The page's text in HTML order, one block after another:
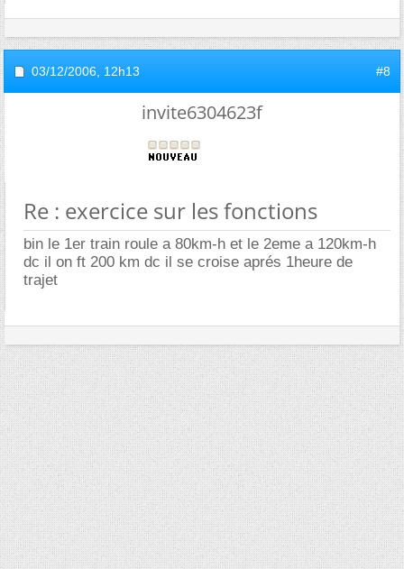
03/12/2006, 12h13 #8
invite6304623f
Re : exercice sur les fonctions
bin le 1er train roule a 80km-h et le 2eme a 120km-h
dc il on ft 200 km dc il se croise aprés 1heure de
trajet